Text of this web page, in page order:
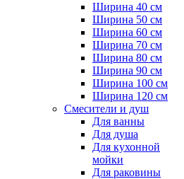
Ширина 40 см
Ширина 50 см
Ширина 60 см
Ширина 70 см
Ширина 80 см
Ширина 90 см
Ширина 100 см
Ширина 120 см
Смесители и душ
Для ванны
Для душа
Для кухонной
мойки
Для раковины